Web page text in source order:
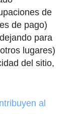
de
de pago)
para
lugares)
del sitio,
al